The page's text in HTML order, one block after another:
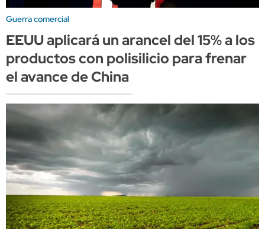
Guerra comercial
EEUU aplicará un arancel del 15% a los
productos con polisilicio para frenar
el avance de China